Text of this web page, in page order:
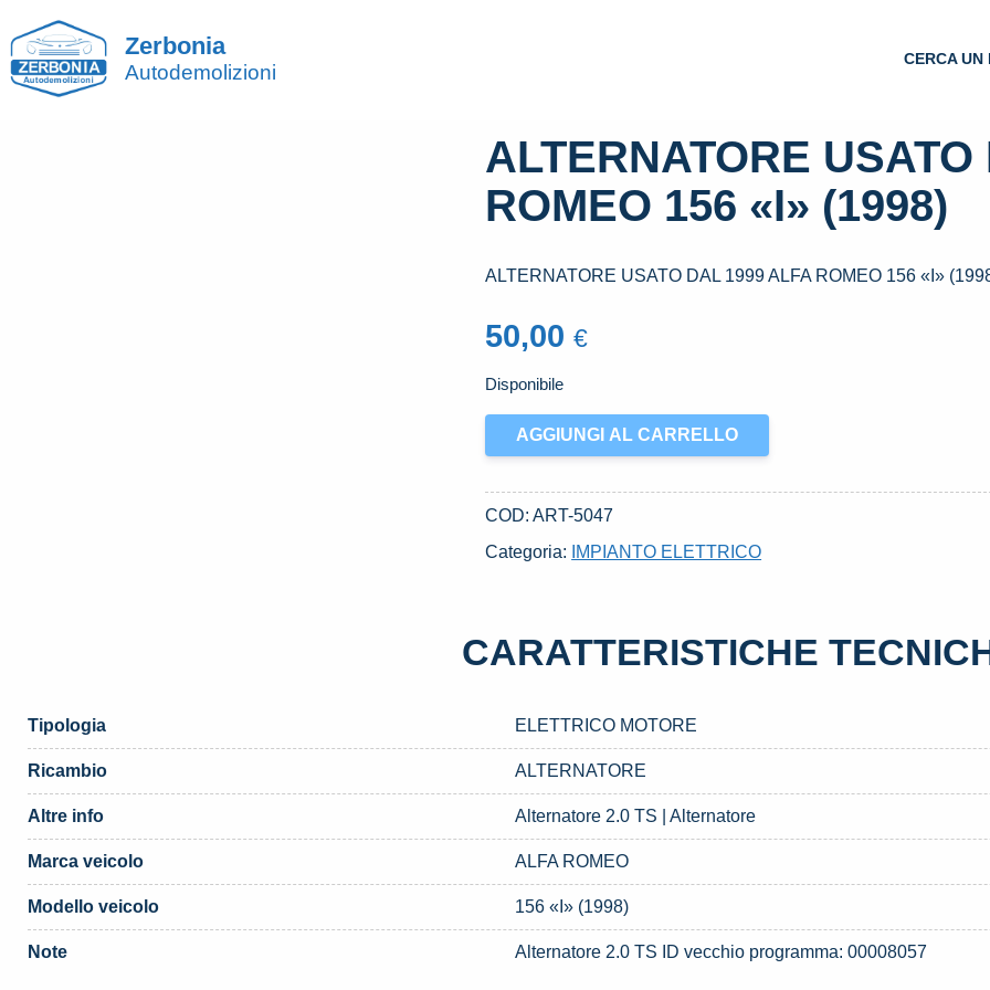
Zerbonia
Autodemolizioni
CERCA UN
ALTERNATORE
ROMEO 156 «I» (1998)
ALTERNATORE USATO DAL 1999 ALFA ROMEO 156 «I»
50,00€
Disponibile
ALTERNATORE
USATO
1999
ROMEO
(1998)
AGGIUNGI AL CARRELLO
COD:ART-5047
Categoria:
IMPIANTO ELETTRICO
CARATTERISTICHE
Tipologia ELETTRICO MOTORE
Ricambio ALTERNATORE
Altre info Alternatore 2.0 TS | Alternatore
Marca veicolo ALFA ROMEO
Modello veicolo 156 «I» (1998)
Note Alternatore 2.0 TS ID vecchio programma: 00008057